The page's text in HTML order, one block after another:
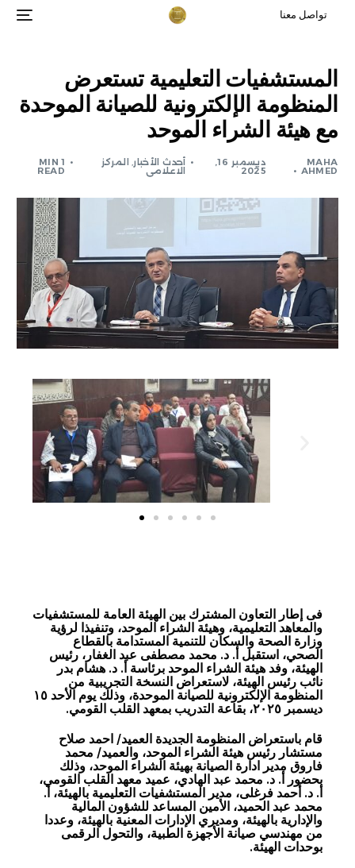
تواصل معنا
المستشفيات التعليمية تستعرض
المنظومة الإلكترونية للصيانة الموحدة
مع هيئة الشراء الموحد
MAHA
AHMED
ديسمبر 16,
2025
أحدث الأخبار, المركز
الاعلامى
1 MIN
READ
فى إطار التعاون المشترك بين الهيئة العامة للمستشفيات
والمعاهد التعليمية، وهيئة الشراء الموحد، وتنفيذا لرؤية
وزارة الصحة والسكان للتنمية المستدامة بالقطاع
الصحي، استقبل أ. د. محمد مصطفى عبد الغفار، رئيس
الهيئة، وفد هيئة الشراء الموحد برئاسة أ. د. هشام بدر
نائب رئيس الهيئة، لاستعراض النسخة التجريبية من
المنظومة الإلكترونية للصيانة الموحدة، وذلك يوم الأحد ١٥
ديسمبر ٢٠٢٥، بقاعة التدريب بمعهد القلب القومي.
قام باستعراض المنظومة الجديدة العميد/ احمد صلاح
مستشار رئيس هيئة الشراء الموحد، والعميد/ محمد
فاروق مدير ادارة الصيانة بهيئة الشراء الموحد، وذلك
بحضور أ. د. محمد عبد الهادي، عميد معهد القلب القومي،
أ. د. أحمد فرغلى، مدير المستشفيات التعليمية بالهيئة، أ.
محمد عبد الحميد، الأمين المساعد للشؤون المالية
والإدارية بالهيئة، ومديري الإدارات المعنية بالهيئة، وعددا
من مهندسي صيانة الأجهزة الطبية، والتحول الرقمى
بوحدات الهيئة.